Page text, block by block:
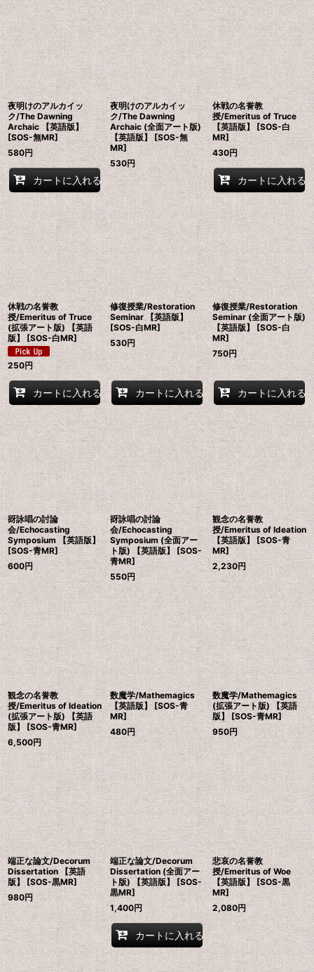
並び順:
絞り込む
夜明けのアルカイッ
ク/The Dawning
Archaic 【英語版】
[SOS-無MR]
580円
カートに入れる
夜明けのアルカイッ
ク/The Dawning
Archaic (全面アート版)
【英語版】 [SOS-無
MR]
530円
休戦の名誉教
授/Emeritus of Truce
【英語版】 [SOS-白
MR]
430円
カートに入れる
休戦の名誉教
授/Emeritus of Truce
(拡張アート版) 【英語
版】 [SOS-白MR]
250円
カートに入れる
修復授業/Restoration
Seminar 【英語版】
[SOS-白MR]
530円
カートに入れる
修復授業/Restoration
Seminar (全面アート版)
【英語版】 [SOS-白
MR]
750円
カートに入れる
谺詠唱の討論
会/Echocasting
Symposium 【英語版】
[SOS-青MR]
600円
谺詠唱の討論
会/Echocasting
Symposium (全面アー
ト版) 【英語版】 [SOS-
青MR]
550円
観念の名誉教
授/Emeritus of Ideation
【英語版】 [SOS-青
MR]
2,230円
観念の名誉教
授/Emeritus of Ideation
(拡張アート版) 【英語
版】 [SOS-青MR]
6,500円
数魔学/Mathemagics
【英語版】 [SOS-青
MR]
480円
数魔学/Mathemagics
(拡張アート版) 【英語
版】 [SOS-青MR]
950円
端正な論文/Decorum
Dissertation 【英語
版】 [SOS-黒MR]
980円
端正な論文/Decorum
Dissertation (全面アー
ト版) 【英語版】 [SOS-
黒MR]
1,400円
カートに入れる
悲哀の名誉教
授/Emeritus of Woe
【英語版】 [SOS-黒
MR]
2,080円